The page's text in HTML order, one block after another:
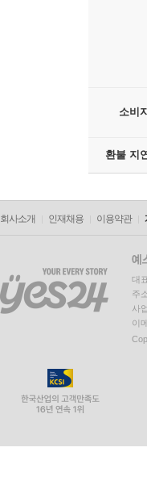
소비
환불 지
회사소개 인재채용 이용약관
대
주
사
이